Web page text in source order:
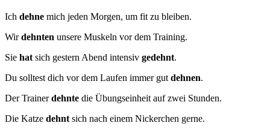
Ich dehne mich jeden Morgen, um fit zu bleiben.
Wirdehnten unsere Muskeln vor dem Training.
Sie hat sich gestern Abend intensiv gedehnt.
Du solltest dich vor dem Laufen immer gut dehnen.
Der Trainerdehnte die Übungseinheit auf zwei Stunden.
Die Katze dehnt sich nach einem Nickerchen gerne.